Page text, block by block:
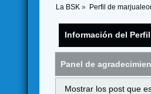
La BSK » Perfil de
Información del Perfil
Panel de
Mostrar los post que